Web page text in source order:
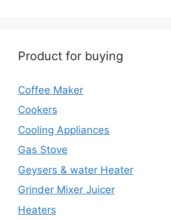
Product for buying
Coffee Maker
Cookers
Cooling Appliances
Gas Stove
Geysers & water Heater
Grinder Mixer Juicer
Heaters